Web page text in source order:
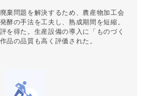
棄問題を解決するため、農産物加工会
酵の手法を工夫し、熟成期間を短縮。
を得た。生産設備の導入に「ものづく
品の品質も高く評価された。